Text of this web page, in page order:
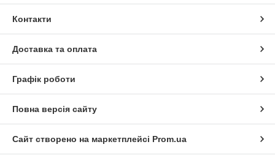
Контакти
Доставка та оплата
Графік роботи
Повна версія сайту
Сайт створено на маркетплейсі Prom.ua